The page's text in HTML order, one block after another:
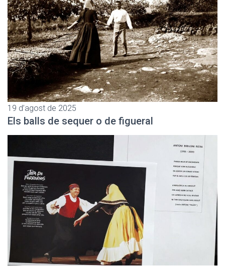
19 d’agost de 2025
Els balls de sequer o de figueral